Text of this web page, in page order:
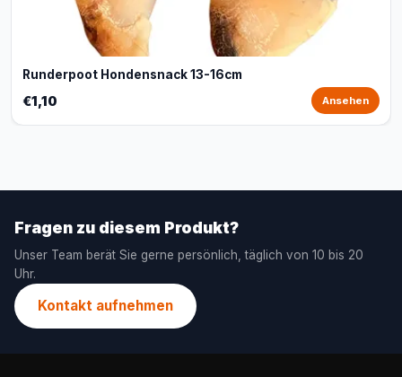
Runderpoot Hondensnack 13-16cm
€1,10 Ansehen
Fragen zu diesem Produkt?
Unser Team berät Sie gerne persönlich, täglich von 10 bis 20
Uhr.
Kontakt aufnehmen